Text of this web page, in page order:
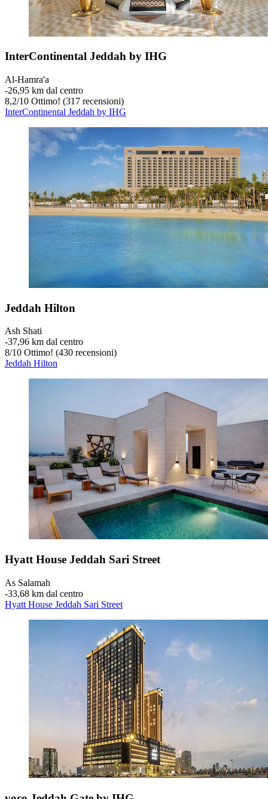
InterContinental Jeddah by IHG
Al-Hamra'a
‐26,95 km dal centro
8,2/10 Ottimo! (317 recensioni)
InterContinental Jeddah by IHG
Jeddah Hilton
Ash Shati
‐37,96 km dal centro
8/10 Ottimo! (430 recensioni)
Jeddah Hilton
Hyatt House Jeddah Sari Street
As Salamah
‐33,68 km dal centro
Hyatt House Jeddah Sari Street